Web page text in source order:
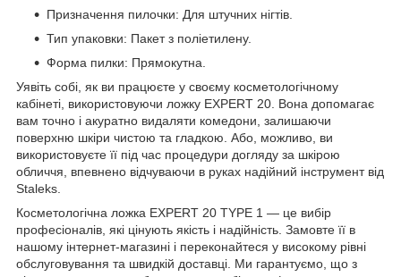
Призначення пилочки: Для штучних нігтів.
Тип упаковки: Пакет з поліетилену.
Форма пилки: Прямокутна.
Уявіть собі, як ви працюєте у своєму косметологічному
кабінеті, використовуючи ложку EXPERT 20. Вона допомагає
вам точно і акуратно видаляти комедони, залишаючи
поверхню шкіри чистою та гладкою. Або, можливо, ви
використовуєте її під час процедури догляду за шкірою
обличчя, впевнено відчуваючи в руках надійний інструмент від
Staleks.
Косметологічна ложка EXPERT 20 TYPE 1 — це вибір
професіоналів, які цінують якість і надійність. Замовте її в
нашому інтернет-магазині і переконайтеся у високому рівні
обслуговування та швидкій доставці. Ми гарантуємо, що з